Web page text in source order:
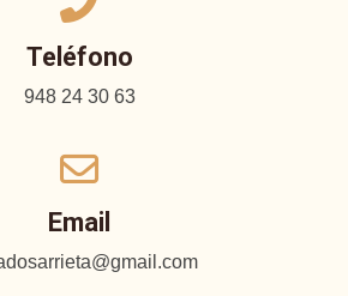
Teléfono
948 24 30 63
Email